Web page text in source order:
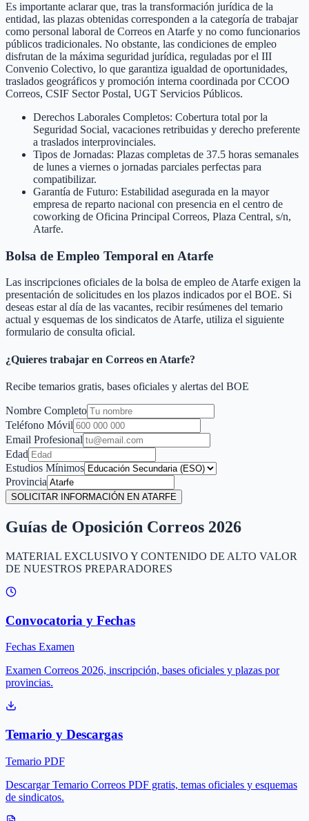
Es importante aclarar que, tras la transformación jurídica de la
entidad, las plazas obtenidas corresponden a la categoría de trabajar
como personal laboral de Correos en Atarfe y no como funcionarios
públicos tradicionales. No obstante, las condiciones de empleo
disfrutan de la máxima seguridad jurídica, reguladas por el III
Convenio Colectivo, lo que garantiza igualdad de oportunidades,
traslados geográficos y promoción interna coordinada por CCOO
Correos, CSIF Sector Postal, UGT Servicios Públicos.
Derechos Laborales Completos: Cobertura total por la
Seguridad Social, vacaciones retribuidas y derecho preferente
a traslados interprovinciales.
Tipos de Jornadas: Plazas completas de 37.5 horas semanales
de lunes a viernes o jornadas parciales perfectas para
compatibilizar.
Garantía de Futuro: Estabilidad asegurada en la mayor
empresa de reparto nacional con presencia en el centro de
coworking de Oficina Principal Correos, Plaza Central, s/n,
Atarfe.
Bolsa de Empleo Temporal en Atarfe
Las inscripciones oficiales de la bolsa de empleo deAtarfe exigen la
presentación de solicitudes en los plazos indicados por el BOE. Si
deseas estar al día de las vacantes, recibir resúmenes del temario
actual y esquemas de los sindicatos deAtarfe, utiliza el siguiente
formulario de consulta oficial.
¿Quieres trabajar en Correos en Atarfe?
Recibe temarios gratis, bases oficiales y alertas del BOE
Nombre Completo
Teléfono Móvil
Email Profesional
Edad
Estudios Mínimos
Provincia
SOLICITAR INFORMACIÓN EN ATARFE
Guías de Oposición Correos 2026
MATERIAL EXCLUSIVO Y CONTENIDO DE ALTO VALOR
DE NUESTROS PREPARADORES
Convocatoria y Fechas
Fechas Examen
Examen Correos 2026, inscripción, bases oficiales y plazas por
provincias.
Temario y Descargas
Temario PDF
Descargar Temario Correos PDF gratis, temas oficiales y esquemas
de sindicatos.